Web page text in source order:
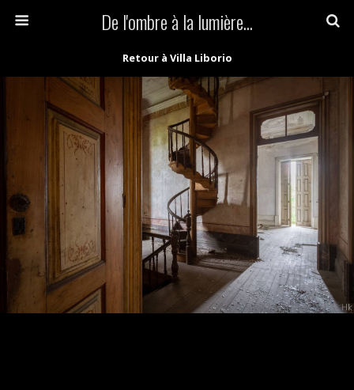
De l'ombre à la lumière...
Retour à Villa Liborio